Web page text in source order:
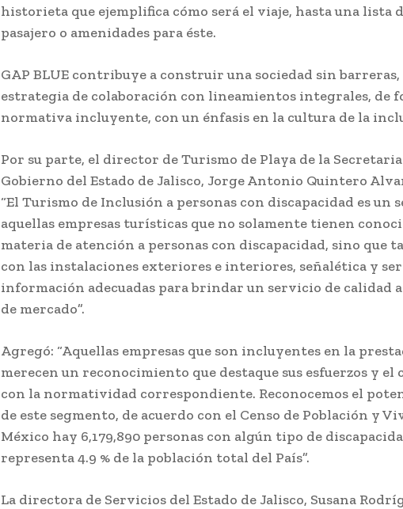
historieta que ejemplifica cómo será el viaje, hasta una lista
pasajero o amenidades para éste.
GAP BLUE contribuye a construir una sociedad sin barreras,
estrategia de colaboración con lineamientos integrales, de
normativa incluyente, con un énfasis en la cultura de la
Por su parte, el director de Turismo de Playa de la
Gobierno del Estado de Jalisco, Jorge Antonio Quintero
“El Turismo de Inclusión a personas con discapacidad es un
aquellas empresas turísticas que no solamente tienen
materia de atención a personas con discapacidad, sino que
con las instalaciones exteriores e interiores, señalética y
información adecuadas para brindar un servicio de calidad
de mercado”.
Agregó: “Aquellas empresas que son incluyentes en la
merecen un reconocimiento que destaque sus esfuerzos y
con la normatividad correspondiente. Reconocemos el
de este segmento, de acuerdo con el Censo de Población y
México hay 6,179,890 personas con algún tipo de
representa 4.9 % de la población total del País”.
La directora de Servicios del Estado de Jalisco, Susana